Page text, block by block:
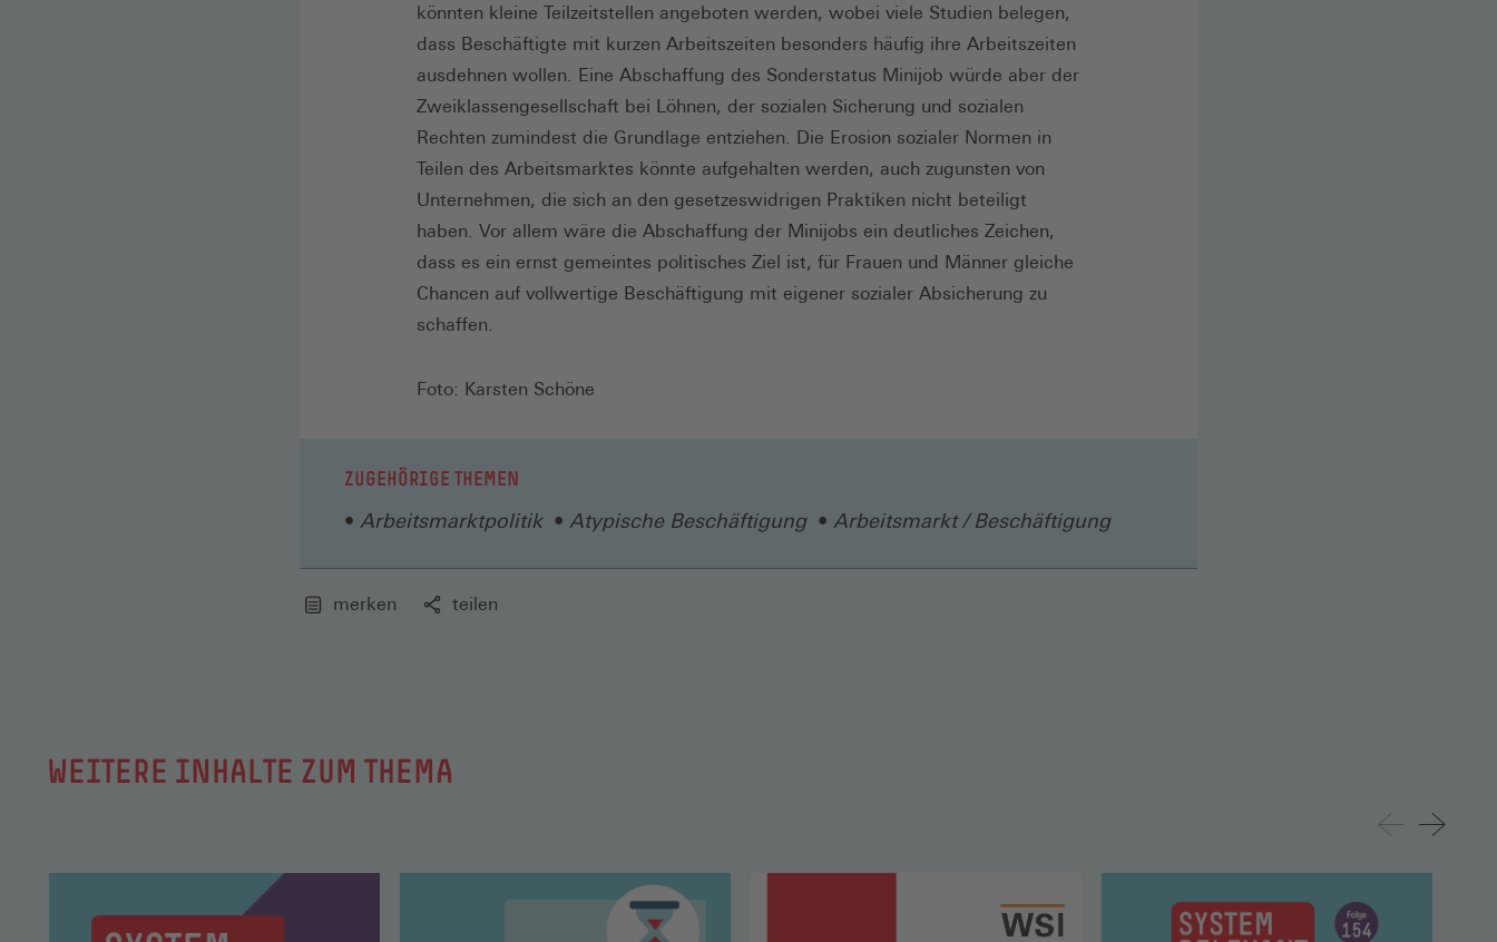
könnten kleine Teilzeitstellen angeboten werden, wobei viele Studien belegen,
dass Beschäftigte mit kurzen Arbeitszeiten besonders häufig ihre Arbeitszeiten
ausdehnen wollen. Eine Abschaffung des Sonderstatus Minijob würde aber der
Zweiklassengesellschaft bei Löhnen, der sozialen Sicherung und sozialen
Rechten zumindest die Grundlage entziehen. Die Erosion sozialer Normen in
Teilen des Arbeitsmarktes könnte aufgehalten werden, auch zugunsten von
Unternehmen, die sich an den gesetzeswidrigen Praktiken nicht beteiligt
haben. Vor allem wäre die Abschaffung der Minijobs ein deutliches Zeichen,
dass es ein ernst gemeintes politisches Ziel ist, für Frauen und Männer gleiche
Chancen auf vollwertige Beschäftigung mit eigener sozialer Absicherung zu
schaffen.
Foto: Karsten Schöne
ZUGEHÖRIGE THEMEN
Arbeitsmarktpolitik Atypische Beschäftigung Arbeitsmarkt / Beschäftigung
merken teilen
WEITERE INHALTE ZUM THEMA